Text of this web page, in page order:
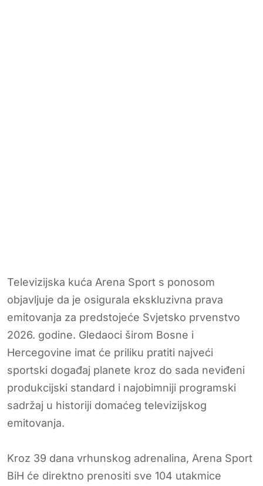
Televizijska kuća Arena Sport s ponosom
objavljuje da je osigurala ekskluzivna prava
emitovanja za predstojeće Svjetsko prvenstvo
2026. godine. Gledaoci širom Bosne i
Hercegovine imat će priliku pratiti najveći
sportski događaj planete kroz do sada neviđeni
produkcijski standard i najobimniji programski
sadržaj u historiji domaćeg televizijskog
emitovanja.
Kroz 39 dana vrhunskog adrenalina, Arena Sport
BiH će direktno prenositi sve 104 utakmice